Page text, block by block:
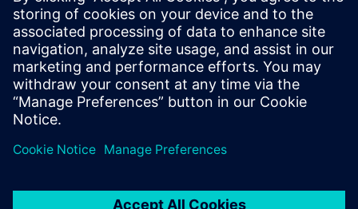
мінімізуйте брухт за допомогою стабільного
захоплення.
Результати: AFDEX знижує витрати на розробку та
покращує стабільність процесу та якість кування,
забезпечуючи конкурентоспроможність світового
класу в гарячому кування.